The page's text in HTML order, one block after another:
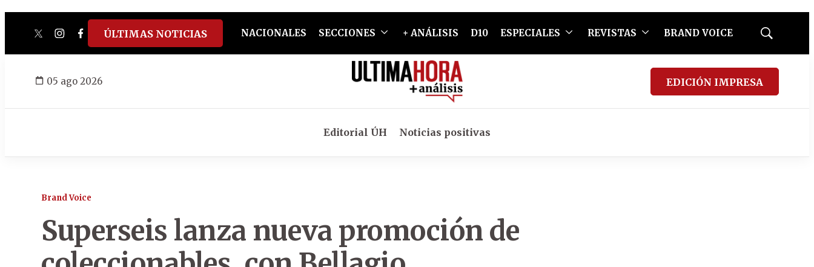
twitterinstagram
facebook
tiktokyoutube
spotify
ÚLTIMAS NOTICIAS NACIONALES SECCIONES + ANÁLISIS D10 ESPECIALES REVISTAS BRAND VOICE
Mostrar
05 ago 2026 EDICIÓN IMPRESA
Editorial ÚH Noticias positivas
Brand Voice
Superseis lanza nueva promoción de